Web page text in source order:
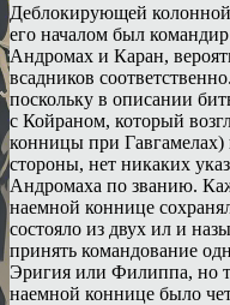
Деблокирующей
его началом был
Андромах и Каран,
всадников
поскольку в описании
с Койраном, который
конницы при Гавгамелах)
стороны, нет никаких
Андромаха по званию.
наемной коннице
состояло из двух ил и
принять командование
Эригия или Филиппа, но
наемной коннице было